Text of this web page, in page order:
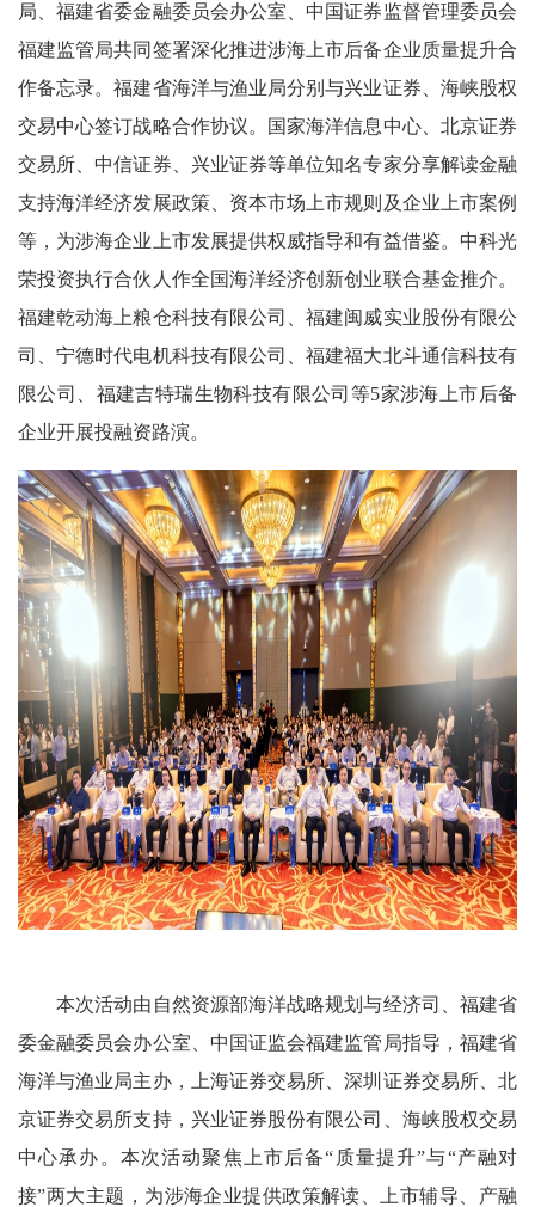
局、福建省委金融委员会办公室、中国证券监督管理委员会
福建监管局共同签署深化推进涉海上市后备企业质量提升合
作备忘录。福建省海洋与渔业局分别与兴业证券、海峡股权
交易中心签订战略合作协议。国家海洋信息中心、北京证券
交易所、中信证券、兴业证券等单位知名专家分享解读金融
支持海洋经济发展政策、资本市场上市规则及企业上市案例
等，为涉海企业上市发展提供权威指导和有益借鉴。中科光
荣投资执行合伙人作全国海洋经济创新创业联合基金推介。
福建乾动海上粮仓科技有限公司、福建闽威实业股份有限公
司、宁德时代电机科技有限公司、福建福大北斗通信科技有
限公司、福建吉特瑞生物科技有限公司等5家涉海上市后备
企业开展投融资路演。
本次活动由自然资源部海洋战略规划与经济司、福建省
委金融委员会办公室、中国证监会福建监管局指导，福建省
海洋与渔业局主办，上海证券交易所、深圳证券交易所、北
京证券交易所支持，兴业证券股份有限公司、海峡股权交易
中心承办。本次活动聚焦上市后备“质量提升”与“产融对
接”两大主题，为涉海企业提供政策解读、上市辅导、产融